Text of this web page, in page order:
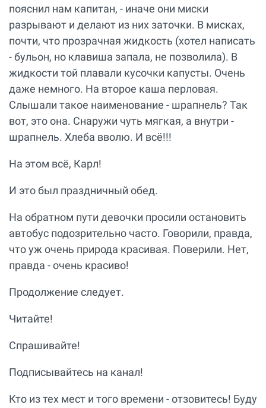
пояснил нам капитан, - иначе они миски
разрывают и делают из них заточки. В мисках,
почти, что прозрачная жидкость (хотел написать
- бульон, но клавиша запала, не позволила). В
жидкости той плавали кусочки капусты. Очень
даже немного. На второе каша перловая.
Слышали такое наименование - шрапнель? Так
вот, это она. Снаружи чуть мягкая, а внутри -
шрапнель. Хлеба вволю. И всё!!!
На этом всё, Карл!
И это был праздничный обед.
На обратном пути девочки просили остановить
автобус подозрительно часто. Говорили, правда,
что уж очень природа красивая. Поверили. Нет,
правда - очень красиво!
Продолжение следует.
Читайте!
Спрашивайте!
Подписывайтесь на канал!
Кто из тех мест и того времени - отзовитесь! Буду